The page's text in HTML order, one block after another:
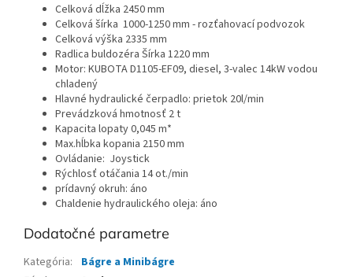
Celková dĺžka 2450 mm
Celková šírka 1000-1250 mm - rozťahovací podvozok
Celková výška 2335 mm
Radlica buldozéra Šírka 1220 mm
Motor: KUBOTA D1105-EF09, diesel, 3-valec 14kW vodou
chladený
Hlavné hydraulické čerpadlo: prietok 20l/min
Prevádzková hmotnosť 2 t
Kapacita lopaty 0,045 m*
Max.hĺbka kopania 2150 mm
Ovládanie: Joystick
Rýchlosť otáčania 14 ot./min
prídavný okruh: áno
Chaldenie hydraulického oleja: áno
Dodatočné parametre
Kategória:
Bágre a Minibágre